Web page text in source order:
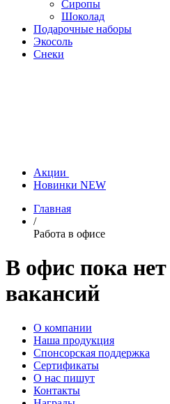
Сиропы
Шоколад
Подарочные наборы
Экосоль
Снеки
Акции
Новинки NEW
Главная
/
Работа в офисе
В офис пока
вакансий
О компании
Наша продукция
Спонсорская поддержка
Сертификаты
О нас пишут
Контакты